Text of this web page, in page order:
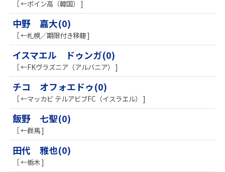
［ ←ボイン高（韓国） ]
中野 嘉大(0)
［ ←札幌／期限付き移籍 ]
イスマエル ドゥンガ(0)
［ ←FKヴラズニア（アルバニア） ]
チコ オフォエドゥ(0)
［ ←マッカビ テルアビブFC（イスラエル） ]
飯野 七聖(0)
［ ←群馬 ]
田代 雅也(0)
［ ←栃木 ]